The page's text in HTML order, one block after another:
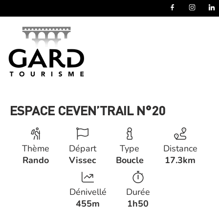
ESPACE CEVEN’TRAIL N°20
Thème
Rando
Départ
Vissec
Type
Boucle
Distance
17.3km
Dénivellé
455m
Durée
1h50